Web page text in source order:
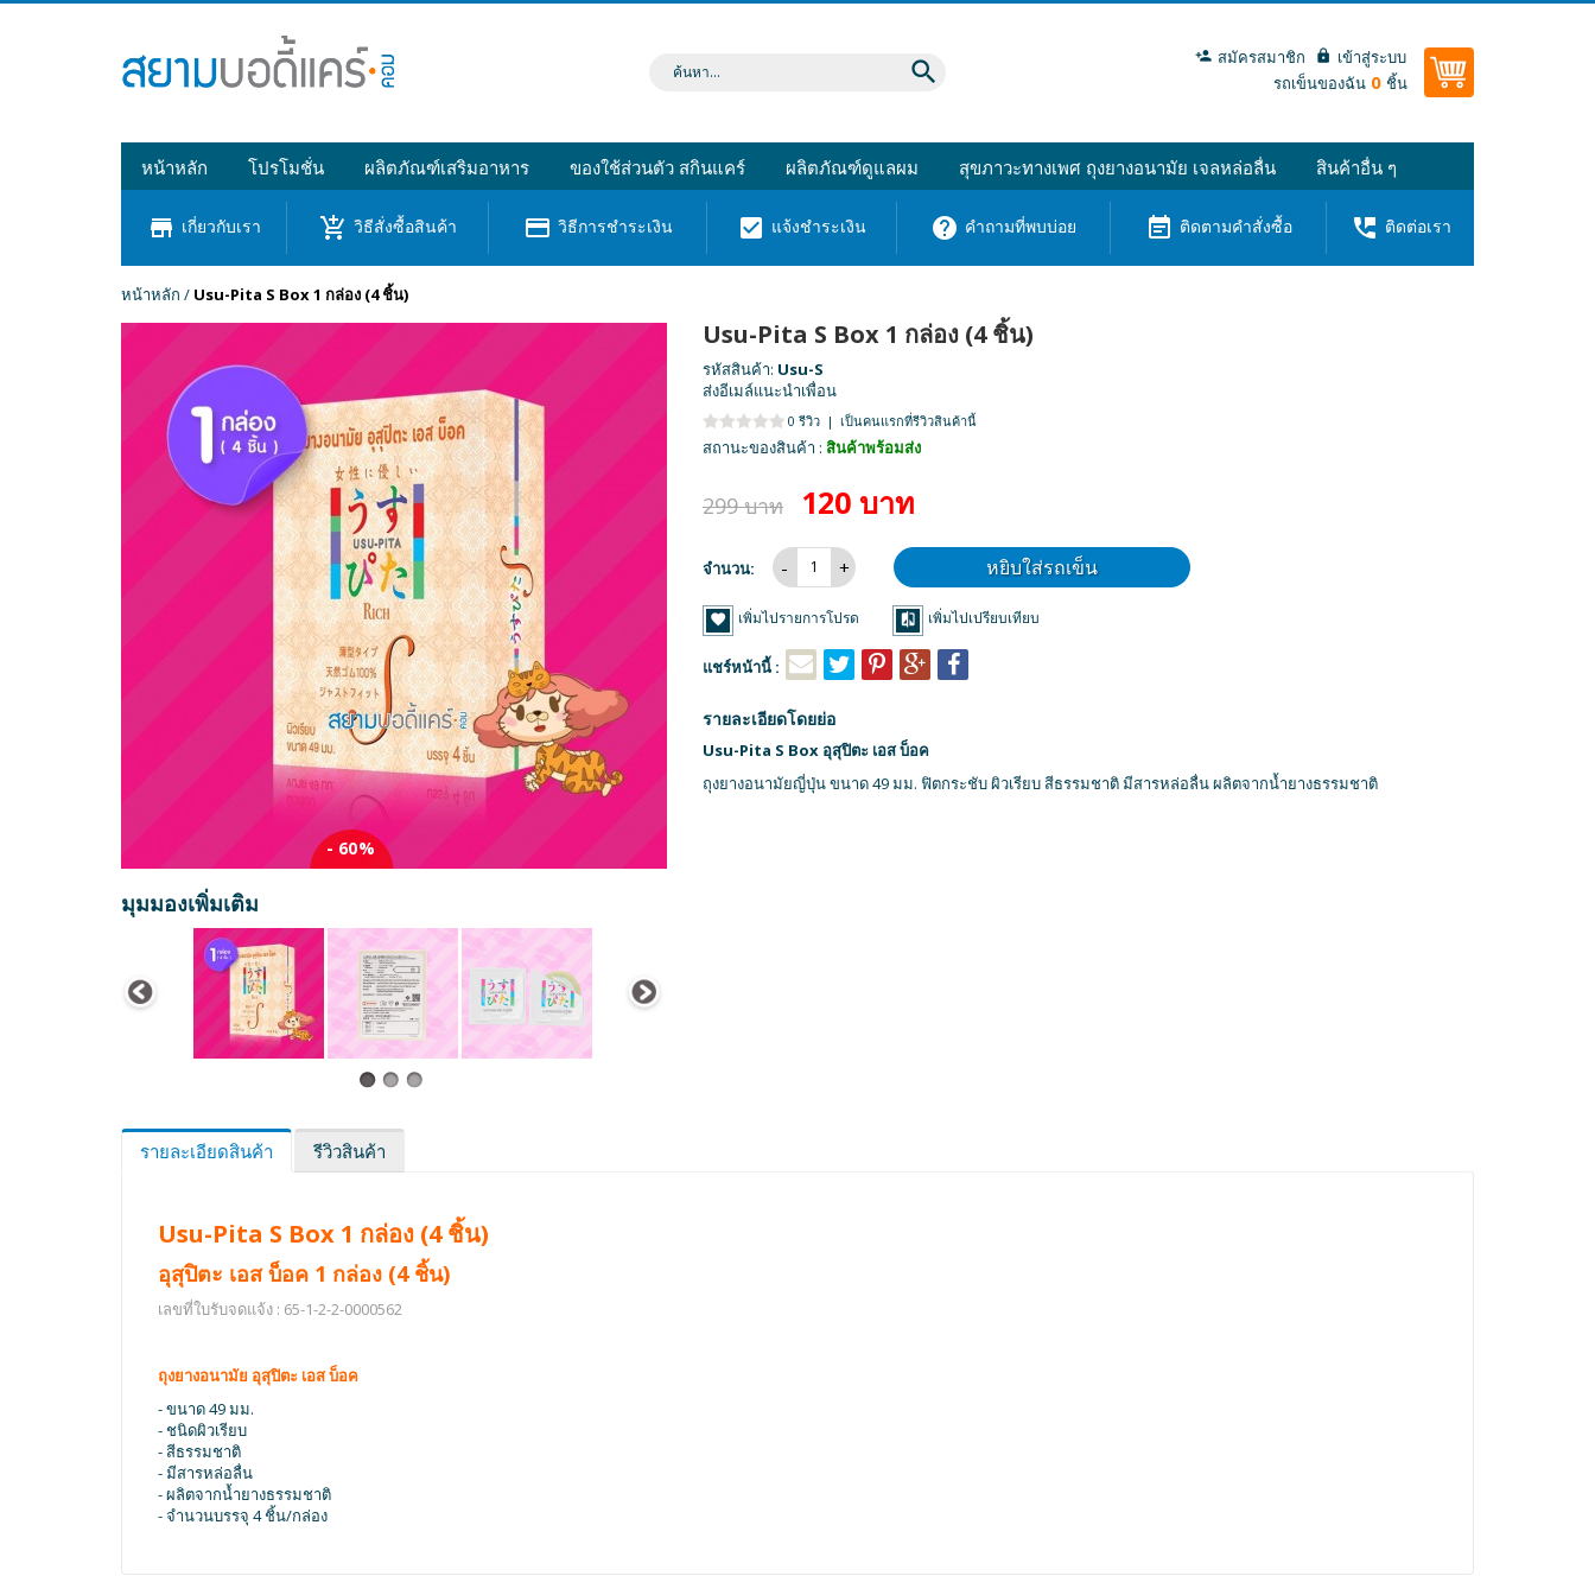
รถเข็นของฉัน 0 ชิ้น
สมัครสมาชิก เข้าสู่ระบบ
search
หน้าหลัก โปรโมชั่น ผลิตภัณฑ์เสริมอาหาร ของใช้ส่วนตัว สกินแคร์ ผลิตภัณฑ์ดูแลผม สุขภาวะทางเพศ ถุงยางอนามัย เจลหล่อลื่น สินค้าอื่น ๆ
store เกี่ยวกับเรา add_shopping_cart วิธีสั่งซื้อสินค้า credit_card วิธีการชำระเงิน check_box แจ้งชำระเงิน help คำถามที่พบบ่อย event_note ติดตามคำสั่งซื้อ perm_phone_msg ติดต่อเรา
หน้าหลัก / Usu-Pita S Box 1 กล่อง (4 ชิ้น)
- 60%
มุมมองเพิ่มเติม
Usu-Pita S Box 1 กล่อง (4 ชิ้น)
รหัสสินค้า: Usu-S
ส่งอีเมล์แนะนำเพื่อน
0 รีวิว | เป็นคนแรกที่รีวิวสินค้านี้
สถานะของสินค้า : สินค้าพร้อมส่ง
299 บาท 120 บาท
จำนวน: หยิบใส่รถเข็น
เพิ่มไปรายการโปรด เพิ่มไปเปรียบเทียบ
แชร์หน้านี้ :
รายละเอียดโดยย่อ
Usu-Pita S Box อุสุปิตะ เอส บ็อค
ถุงยางอนามัยญี่ปุ่น ขนาด 49 มม. ฟิตกระชับ ผิวเรียบ สีธรรมชาติ มีสารหล่อลื่น ผลิตจากน้ำยางธรรมชาติ
รายละเอียดสินค้า รีวิวสินค้า
Usu-Pita S Box 1 กล่อง (4 ชิ้น)
อุสุปิตะ เอส บ็อค 1 กล่อง (4 ชิ้น)
เลขที่ใบรับจดแจ้ง : 65-1-2-2-0000562
ถุงยางอนามัย อุสุปิตะ เอส บ็อค
- ขนาด 49 มม.
- ชนิดผิวเรียบ
- สีธรรมชาติ
- มีสารหล่อลื่น
- ผลิตจากน้ำยางธรรมชาติ
- จำนวนบรรจุ 4 ชิ้น/กล่อง